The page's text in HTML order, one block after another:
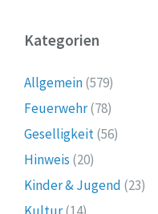
Kategorien
Allgemein(579)
Feuerwehr(78)
Geselligkeit(56)
Hinweis (20)
Kinder & Jugend (23)
Kultur(14)